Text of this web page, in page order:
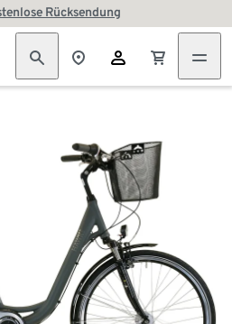
Rücksendung